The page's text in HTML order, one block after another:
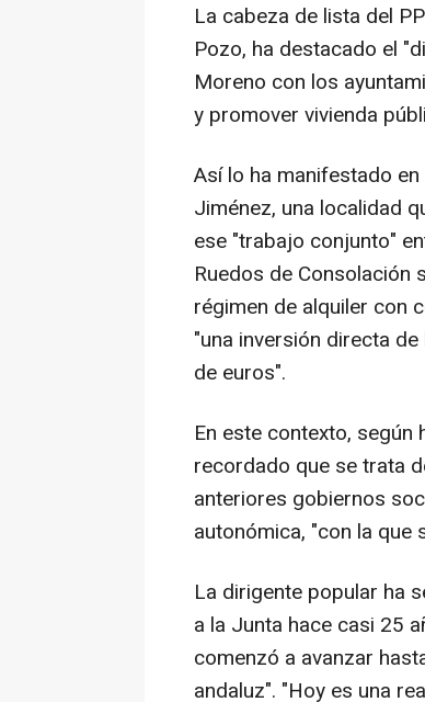
La cabeza de lista del
Pozo, ha destacado el
Moreno con los
y promover vivienda
Así lo ha manifestado
Jiménez, una localidad
ese "trabajo conjunto"
Ruedos de Consolación
régimen de alquiler con
"una inversión directa
de euros".
En este contexto, según
recordado que se trata
anteriores gobiernos
autonómica, "con la que
La dirigente popular ha
a la Junta hace casi 25
comenzó a avanzar
andaluz". "Hoy es una